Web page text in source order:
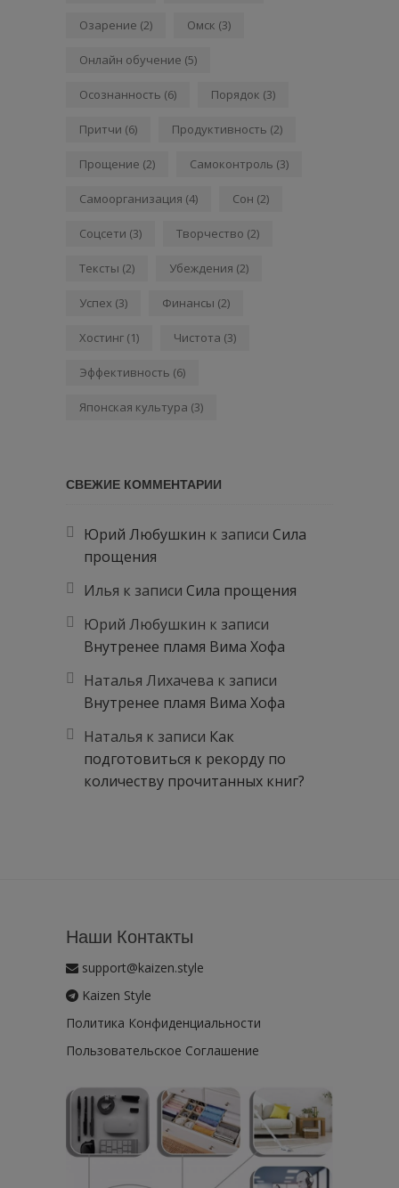
Озарение (2) Омск (3)
Онлайн обучение (5)
Осознанность (6) Порядок (3)
Притчи (6) Продуктивность (2)
Прощение (2) Самоконтроль (3)
Самоорганизация (4) Сон (2)
Соцсети (3) Творчество (2)
Тексты (2) Убеждения (2)
Успех (3) Финансы (2)
Хостинг (1) Чистота (3)
Эффективность (6)
Японская культура (3)
СВЕЖИЕ КОММЕНТАРИИ
Юрий Любушкин к записи Сила
прощения
Илья к записи Сила прощения
Юрий Любушкин к записи
Внутренее пламя Вима Хофа
Наталья Лихачева к записи
Внутренее пламя Вима Хофа
Наталья к записи Как
подготовиться к рекорду по
количеству прочитанных книг?
Наши Контакты
support@kaizen.style
Kaizen Style
Политика Конфиденциальности
Пользовательское Соглашение